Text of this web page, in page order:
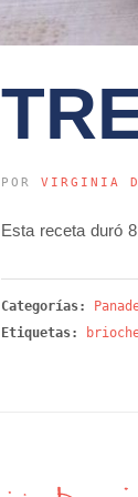
POR VIRGINIA
Esta receta duró
Categorías:
Etiquetas: